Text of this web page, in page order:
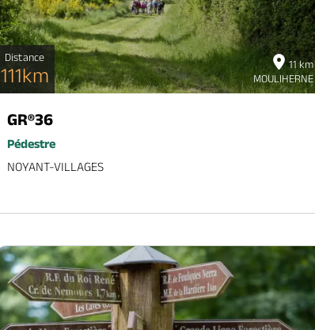
11 km
MOULIHERNE
Distance
111km
GR®36
Pédestre
NOYANT-VILLAGES